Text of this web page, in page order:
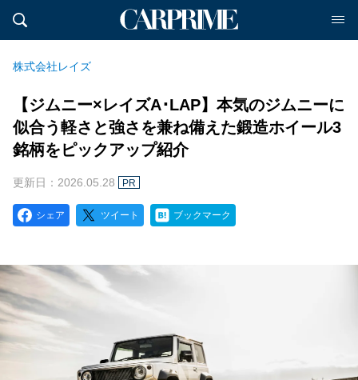
株式会社レイズ
【ジムニー×レイズA･LAP】本気のジムニーに
似合う軽さと強さを兼ね備えた鍛造ホイール3
銘柄をピックアップ紹介
更新日：2026.05.28 PR
シェア ツイート ブックマーク